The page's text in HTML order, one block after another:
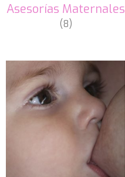
Asesorías Maternales
(8)